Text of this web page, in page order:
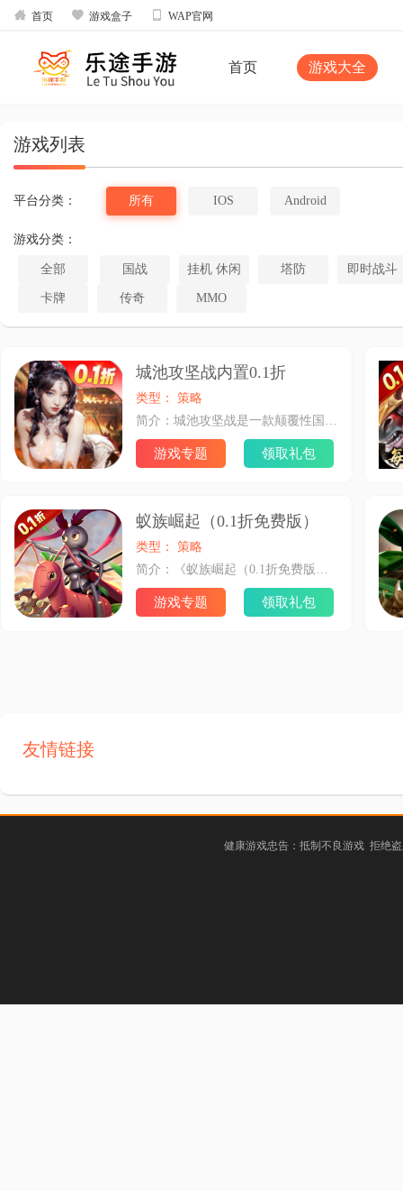
 首页  游戏盒子  WAP官网
首页 游戏大全
游戏列表
平台分类： 所有 IOS Android
游戏分类：
全部 国战 挂机 休闲 塔防 即时战斗
卡牌 传奇 MMO
城池攻坚战内置0.1折
类型： 策略
简介：城池攻坚战是一款颠覆性国战策略三国竞技动作手游。城池攻坚战手游下载中主要是可以颠覆传统国战策略玩法，集合卡牌、养成、国战、竞技、战略等多元素，真实还原三国沙场烽火连天、万人攻城逐鹿天下的战场场景。城池攻坚战免费下载中还可以统御名将、排兵布阵、过关斩将，千军所至，寸土必争，一战平天下!
游戏专题 领取礼包
蚁族崛起（0.1折免费版）
类型： 策略
简介：《蚁族崛起（0.1折免费版）》0.1免费折版本震撼来袭！全场充值仅需0.1折！造蚂蚁王国，与何止百万玩家斗智斗勇，招蚁族豪将，丰富阵营赢下战争！
游戏专题 领取礼包
友情链接
健康游戏忠告：抵制不良游戏 拒绝